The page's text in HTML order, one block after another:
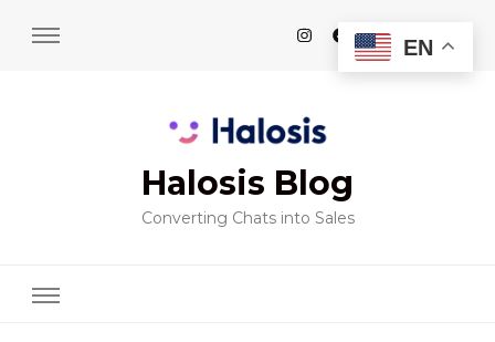
Halosis Blog
Converting Chats into Sales
EN